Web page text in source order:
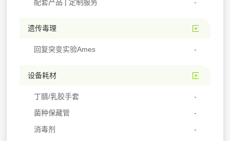
配套产品 | 定制服务
遗传毒理
回复突变实验Ames
设备耗材
丁腈/乳胶手套
菌种保藏管
消毒剂